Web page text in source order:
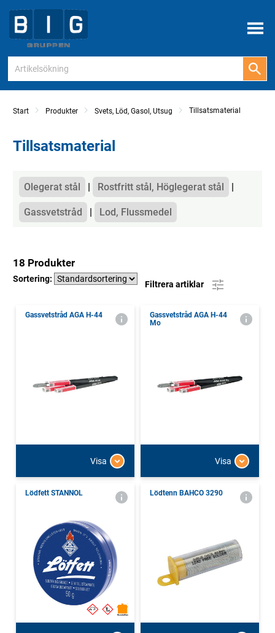
Meny
Start Produkter Svets, Löd, Gasol, Utsug Tillsatsmaterial
Tillsatsmaterial
Kategorier
Olegerat stål Rostfritt stål, Höglegerat stål
Gassvetstråd Lod, Flussmedel
18 Produkter
Sortering:
Filtrera artiklar
Gassvetstråd AGA H-44
Visa
Gassvetstråd AGA H-44
Mo
Visa
Lödfett STANNOL Lödtenn BAHCO 3290